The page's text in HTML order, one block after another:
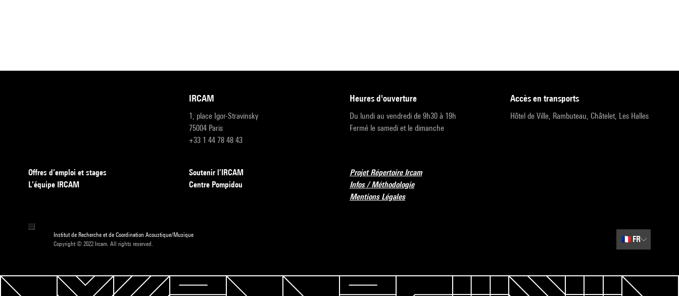
IRCAM
1, place Igor-Stravinsky
75004 Paris
+33 1 44 78 48 43
heures d'ouverture
Du lundi au vendredi de 9h30 à 19h
Fermé le samedi et le dimanche
accès en transports
Hôtel de Ville, Rambuteau, Châtelet, Les Halles
Offres d’emploi et stages
L’équipe IRCAM
Soutenir l’IRCAM
Centre Pompidou
Projet Répertoire Ircam
Infos / Méthodologie
Mentions Légales
Institut de Recherche et de Coordination Acoustique/Musique
Copyright © 2022 Ircam. All rights reserved.
🇫🇷 FR